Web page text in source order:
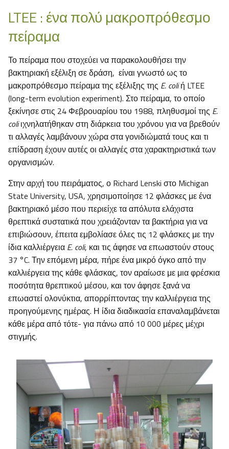
LTEE : ένα πολύ μακροπρόθεσμο
πείραμα
Το πείραμα που στοχεύει να παρακολουθήσει την
βακτηριακή εξέλιξη σε δράση, είναι γνωστό ως το
μακροπρόθεσμο πείραμα της εξέλιξης της E. coliή LTEE
(long-term evolution experiment). Στο πείραμα, το οποίο
ξεκίνησε στις 24 Φεβρουαρίου του 1988, πληθυσμοί της E.
coliιχνηλατήθηκαν στη διάρκεια του χρόνου για να βρεθούν
τι αλλαγές λαμβάνουν χώρα στα γονιδιώματά τους και τι
επίδραση έχουν αυτές οι αλλαγές στα χαρακτηριστικά των
οργανισμών.
Στην αρχή του πειράματος, ο Richard Lenski στο Michigan
State University, USA, χρησιμοποίησε 12 φλάσκες με ένα
βακτηριακό μέσο που περιείχε τα απόλυτα ελάχιστα
θρεπτικά συστατικά που χρειάζονταν τα βακτήρια για να
επιβιώσουν, έπειτα εμβολίασε όλες τις 12 φλάσκες με την
ίδια καλλιέργεια E. coli, και τις άφησε να επωαστούν στους
37 °C. Την επόμενη μέρα, πήρε ένα μικρό όγκο από την
καλλιέργεια της κάθε φλάσκας, τον αραίωσε με μια φρέσκια
ποσότητα θρεπτικού μέσου, και τον άφησε ξανά να
επωαστεί ολονύκτια, απορρίπτοντας την καλλιέργεια της
προηγούμενης ημέρας. Η ίδια διαδικασία επαναλαμβάνεται
κάθε μέρα από τότε- για πάνω από 10 000 μέρες μέχρι
στιγμής.